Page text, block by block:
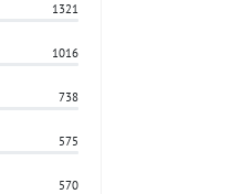
1321
1016
738
575
570